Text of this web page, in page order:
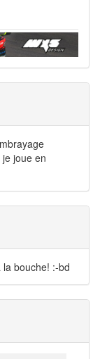
joue en
bouche! :-bd